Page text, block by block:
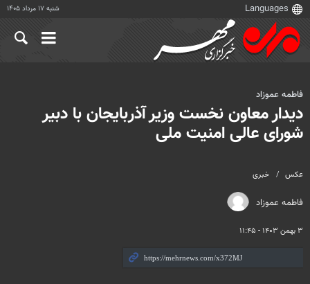
شنبه ۱۷ مرداد ۱۴۰۵
عکس خبری
فاطمه عموزاد
۳ بهمن ۱۴۰۳ - ۱۱:۴۵
فاطمه عموزاد
دیدار معاون نخست وزیر آذربایجان با دبیر
شورای عالی امنیت ملی